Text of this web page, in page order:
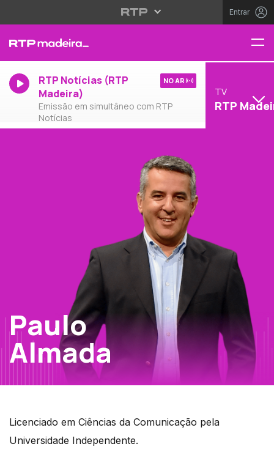
Entrar
RTP Notícias (RTP
Madeira)
Emissão em simultâneo com RTP
Notícias
NO AR
TV
RTP
Paulo
Almada
Licenciado em Ciências da Comunicação pela
Universidade Independente.